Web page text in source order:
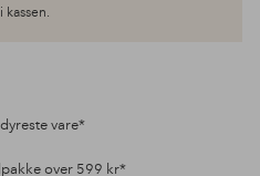
vare*
over 599 kr*